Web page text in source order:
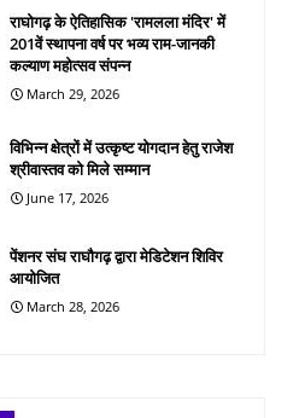
राघोगढ़ के ऐतिहासिक 'रामलला मंदिर' में
201वें स्थापना वर्ष पर भव्य राम-जानकी
कल्याण महोत्सव संपन्न
March 29, 2026
विभिन्न क्षेत्रों में उत्कृष्ट योगदान हेतु राजेश
श्रीवास्तव को मिले सम्मान
June 17, 2026
पेंशनर संघ राघौगढ़ द्वारा मेडिटेशन शिविर
आयोजित
March 28, 2026